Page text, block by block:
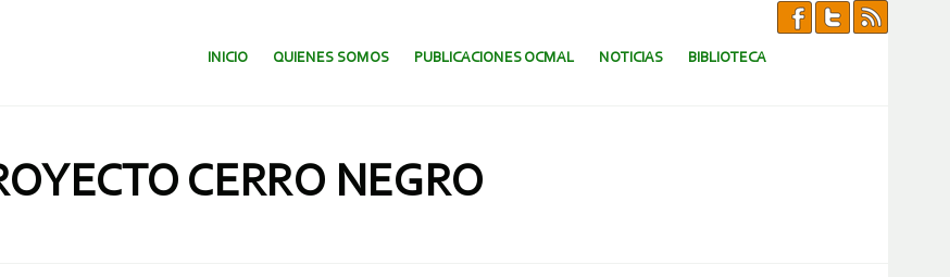
SALTAR AL CONTENIDO.
INICIO QUIENES SOMOS PUBLICACIONES OCMAL NOTICIAS BIBLIOTECA
CERRO NEGRO